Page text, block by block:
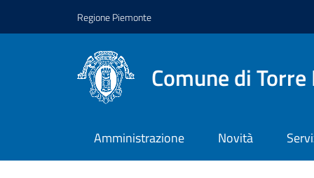
Regione Piemonte
Comune di
Amministrazione Novità